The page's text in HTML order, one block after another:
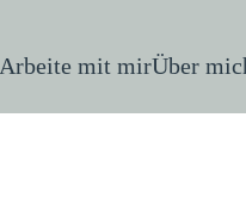
Arbeite mit mirÜber